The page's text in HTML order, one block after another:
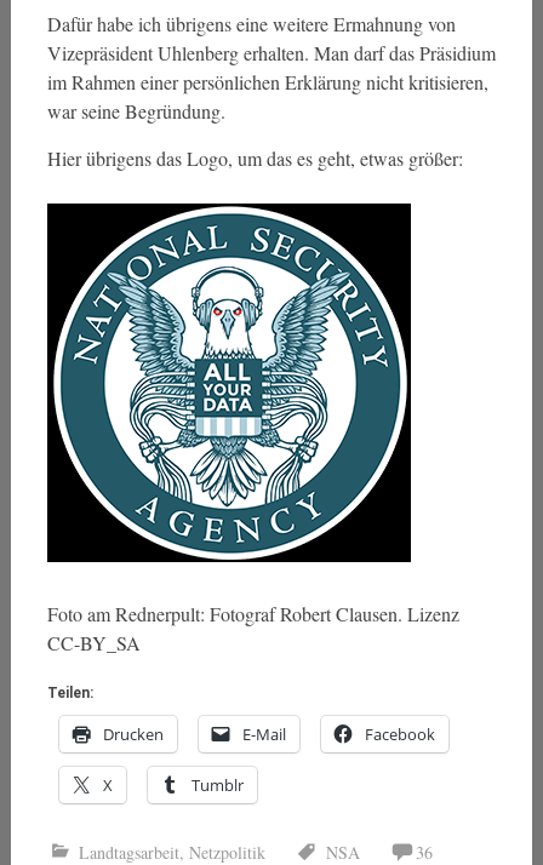
Dafür habe ich übrigens eine weitere Ermahnung von
Vizepräsident Uhlenberg erhalten. Man darf das Präsidium
im Rahmen einer persönlichen Erklärung nicht kritisieren,
war seine Begründung.
Hier übrigens das Logo, um das es geht, etwas größer:
Foto am Rednerpult: Fotograf Robert Clausen. Lizenz
CC-BY_SA
Teilen:
Drucken E-Mail Facebook
X Tumblr
Landtagsarbeit, Netzpolitik NSA
36